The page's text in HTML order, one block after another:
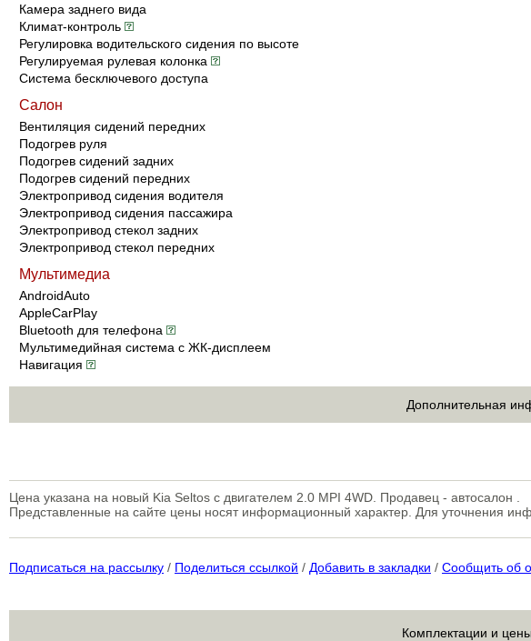
Камера заднего вида
Климат-контроль
Регулировка водительского сидения по высоте
Регулируемая рулевая колонка
Система бесключевого доступа
Салон
Вентиляция сидений передних
Подогрев руля
Подогрев сидений задних
Подогрев сидений передних
Электропривод сидения водителя
Электропривод сидения пассажира
Электропривод стекол задних
Электропривод стекол передних
Мультимедиа
AndroidAuto
AppleCarPlay
Bluetooth для телефона
Мультимедийная система с ЖК-дисплеем
Навигация
Дополнительная
Цена указана на новый Kia Seltos с двигателем 2.0 MPI 4WD. Продавец - автосалон .
Представленные на сайте цены носят информационный характер. Для уточнения
Подписаться на рассылку / Поделиться ссылкой / Добавить в закладки / Сообщить об
Комплектации и